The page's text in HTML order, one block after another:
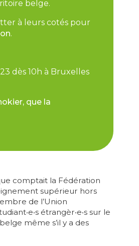
belge.
à leurs cotés pour
.
dès 10h à Bruxelles
que la
comptait la Fédération
supérieur hors
de l’Union
étrangèr‧e‧s sur le
même s’il y a des